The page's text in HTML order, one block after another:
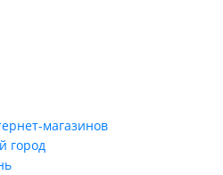
магазинов
город